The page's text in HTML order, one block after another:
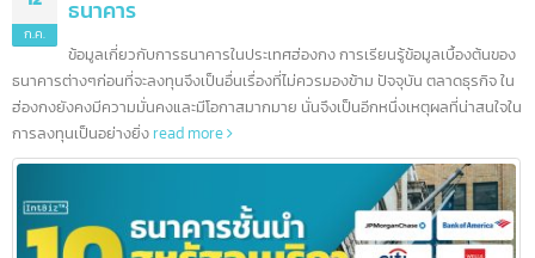
12
10 ธนาคารชั้นนำในฮ่องกง และอีกมากกว่า 200
ธนาคาร
ข้อมูลเกี่ยวกับการธนาคารในประเทศฮ่องกง การเรียนรู้ข้อมูลเบื้องต้นข
ธนาคารต่างๆก่อนที่จะลงทุนจึงเป็นอื่นเรื่องที่ไม่ควรมองข้าม ปัจจุบัน ตลาดธุรกิจ